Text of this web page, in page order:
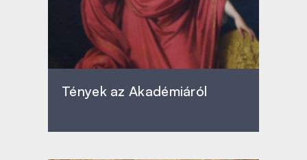
Tények az Akadémiáról